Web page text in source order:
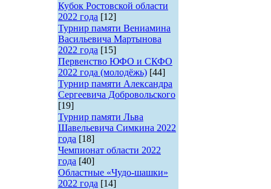
Кубок Ростовской области
2022 года [12]
Турнир памяти Вениамина
Васильевича Мартынова
2022 года [15]
Первенство ЮФО и СКФО
2022 года (молодёжь) [44]
Турнир памяти Александра
Сергеевича Добровольского
[19]
Турнир памяти Льва
Шавельевича Симкина 2022
года [18]
Чемпионат области 2022
года [40]
Областные «Чудо-шашки»
2022 года [14]